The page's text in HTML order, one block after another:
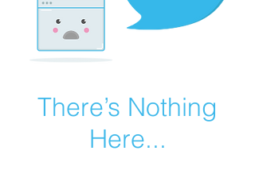
There’s Nothing
Here...